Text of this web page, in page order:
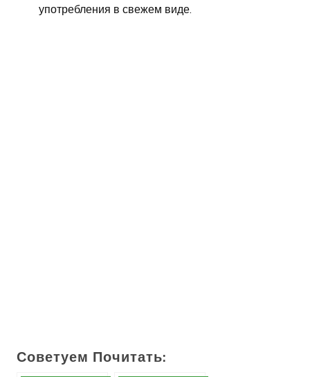
употребления в свежем виде.
Советуем Почитать: